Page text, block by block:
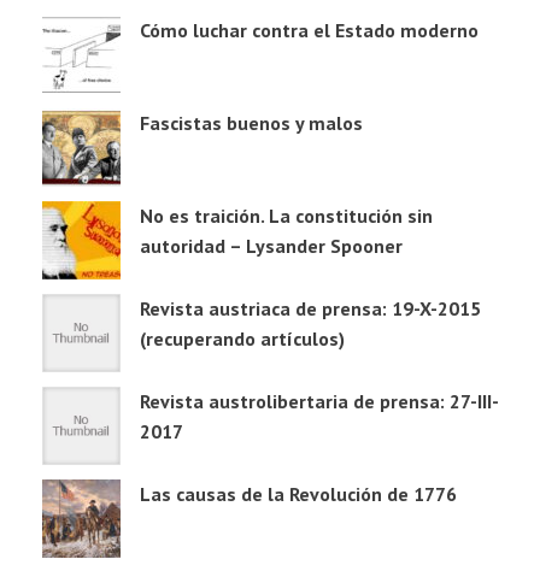
Cómo luchar contra el Estado moderno
Fascistas buenos y malos
No es traición. La constitución sin
autoridad – Lysander Spooner
Revista austriaca de prensa: 19-X-2015
(recuperando artículos)
Revista austrolibertaria de prensa: 27-III-
2017
Las causas de la Revolución de 1776